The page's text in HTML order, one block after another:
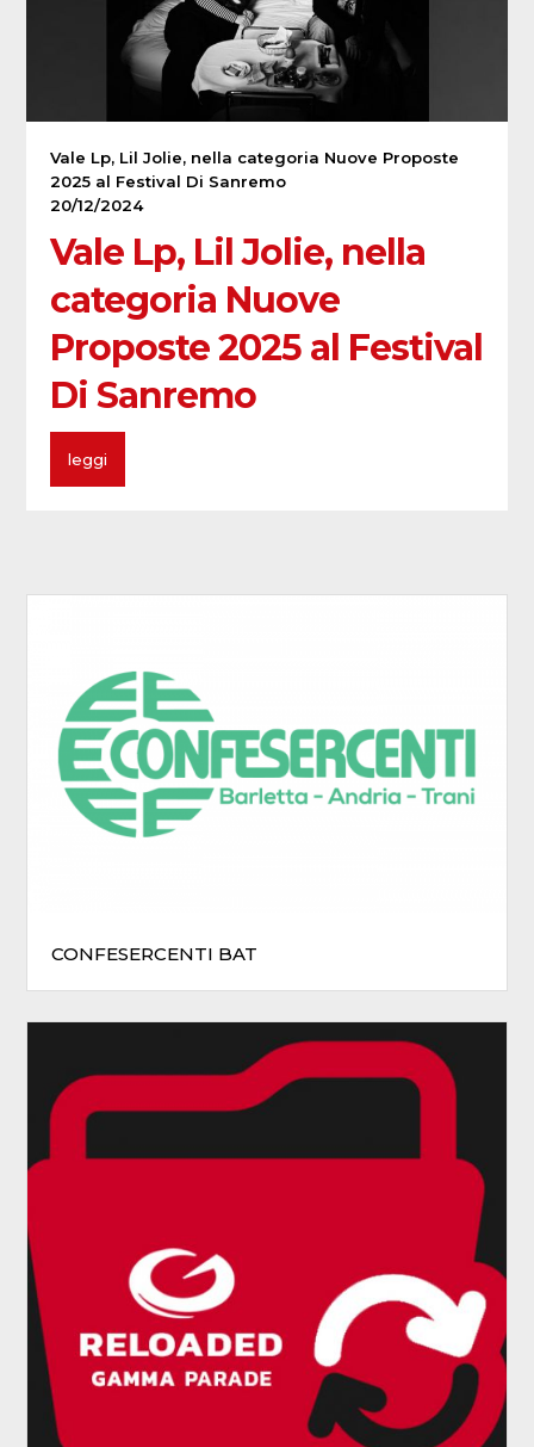
Vale Lp, Lil Jolie, nella categoria Nuove Proposte
2025 al Festival Di Sanremo
20/12/2024
Vale Lp, Lil Jolie, nella
categoria Nuove
Proposte 2025 al Festival
Di Sanremo
leggi
CONFESERCENTI BAT